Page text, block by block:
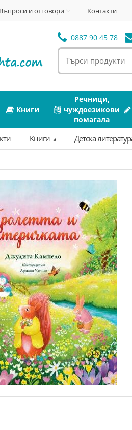
Въпроси и отговори Контакти
0887 90 45 78
Книги
Речници,
чуждоезикови
помагала
Книги Детска